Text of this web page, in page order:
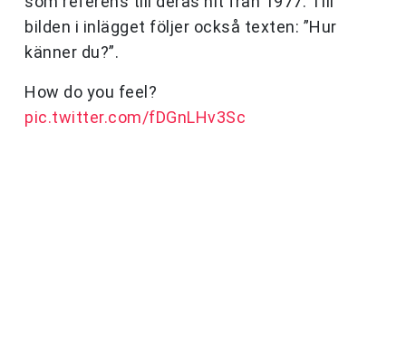
bilden i inlägget följer också texten: ”Hur
känner du?”.
How do you feel?
pic.twitter.com/fDGnLHv3Sc